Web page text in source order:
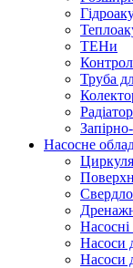
ТЕНи
Труба
Насосне
Насосні
Насоси
Насоси